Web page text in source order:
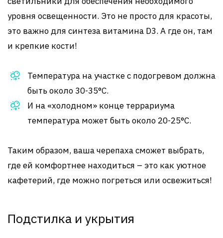
уровня освещенности. Это не просто для красоты,
это важно для синтеза витамина D3. А где он, там
и крепкие кости!
Температура на участке с подогревом должна
быть около 30-35°C.
И на «холодном» конце террариума
температура может быть около 20-25°C.
Таким образом, ваша черепаха сможет выбрать,
где ей комфортнее находиться – это как уютное
кафетерий, где можно погреться или освежиться!
Подстилка и укрытия